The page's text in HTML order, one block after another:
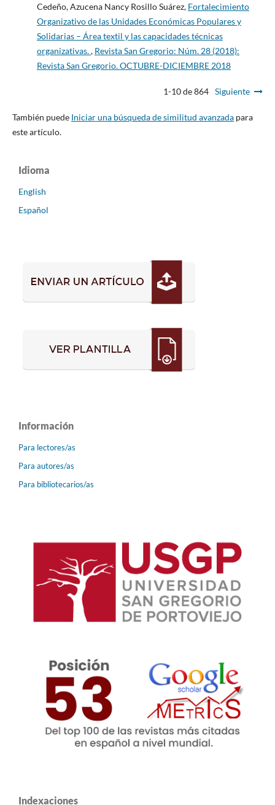
Cedeño, Azucena Nancy Rosillo Suárez, Fortalecimiento
Organizativo de las Unidades Económicas Populares y
Solidarias – Área textil y las capacidades técnicas
organizativas., Revista San Gregorio: Núm. 28 (2018):
Revista San Gregorio. OCTUBRE-DICIEMBRE 2018
1-10 de 864 Siguiente
También puede Iniciar una búsqueda de similitud avanzadapara
este artículo.
Idioma
English
Español
Información
Para lectores/as
Para autores/as
Para bibliotecarios/as
Indexaciones